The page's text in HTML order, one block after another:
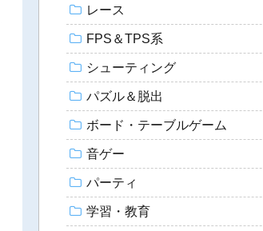
レース
FPS＆TPS系
シューティング
パズル＆脱出
ボード・テーブルゲーム
音ゲー
パーティ
学習・教育